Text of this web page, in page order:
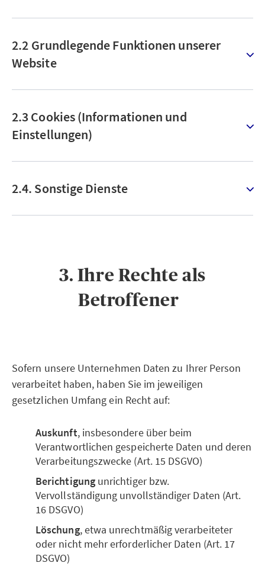
2.2 Grundlegende Funktionen unserer
Website
2.3 Cookies (Informationen und
Einstellungen)
2.4. Sonstige Dienste
3. Ihre Rechte als
Betroffener
Sofern unsere Unternehmen Daten zu Ihrer Person
verarbeitet haben, haben Sie im jeweiligen
gesetzlichen Umfang ein Recht auf:
Auskunft, insbesondere über beim
Verantwortlichen gespeicherte Daten und deren
Verarbeitungszwecke (Art. 15 DSGVO)
Berichtigungunrichtiger bzw.
Vervollständigung unvollständiger Daten (Art.
16 DSGVO)
Löschung, etwa unrechtmäßig verarbeiteter
oder nicht mehr erforderlicher Daten (Art. 17
DSGVO)